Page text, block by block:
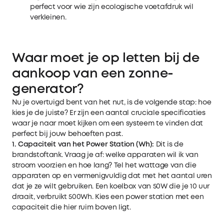
perfect voor wie zijn ecologische voetafdruk wil
verkleinen.
Waar moet je op letten bij de
aankoop van een zonne-
generator?
Nu je overtuigd bent van het nut, is de volgende stap: hoe
kies je de juiste? Er zijn een aantal cruciale specificaties
waar je naar moet kijken om een systeem te vinden dat
perfect bij jouw behoeften past.
1. Capaciteit van het Power Station (Wh): Dit is de
brandstoftank. Vraag je af: welke apparaten wil ik van
stroom voorzien en hoe lang? Tel het wattage van die
apparaten op en vermenigvuldig dat met het aantal uren
dat je ze wilt gebruiken. Een koelbox van 50W die je 10 uur
draait, verbruikt 500Wh. Kies een power station met een
capaciteit die hier ruim boven ligt.